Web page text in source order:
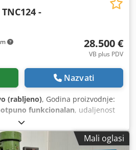
-
28.500 €
VB plus PDV
Nazvati
(rabljeno), Godina proizvodnje:
funkcionalan, udaljenost
, pomak osi Y:
vretena:4.000 okr/min, potez
650 mm , duljina stola:350
Mali oglasi